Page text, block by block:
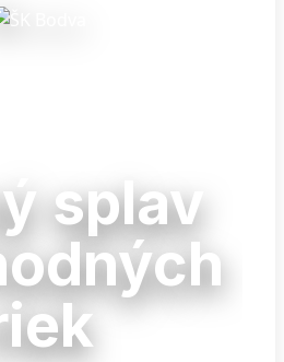
splav